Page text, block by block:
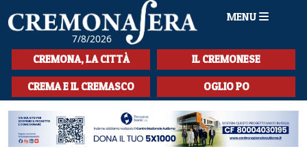
7/8/2026
MENU
HOME
CRONACA
SPORT
LA MUSICA
CREMONA, LA CITTÀ IL CREMONESE
CREMA E IL CREMASCO OGLIO PO